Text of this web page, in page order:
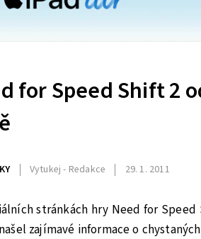
for Speed Shift 2
Vytukej - Redakce 29. 1. 2011
stránkách hry Need for
zajímavé informace o